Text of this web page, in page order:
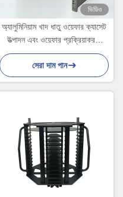
ভিডিও
অ্যালুমিনিয়াম খাদ ধাতু ওয়েফার ক্যাসেট
উত্পাদন এবং ওয়েফার প্রক্রিয়াকরণে
ব্যবহৃত
সেরা দাম পান